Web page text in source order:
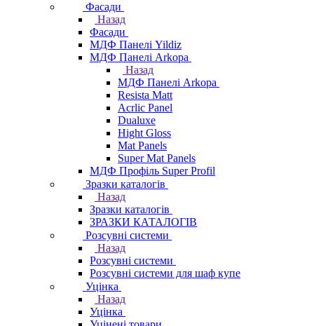
Фасади
Назад
Фасади
МДФ Панелі Yildiz
МДФ Панелі Arkopa
Назад
МДФ Панелі Arkopa
Resista Matt
Acrlic Panel
Dualuxe
Hight Gloss
Mat Panels
Super Mat Panels
МДФ Профіль Super Profil
Зразки каталогів
Назад
Зразки каталогів
ЗРАЗКИ КАТАЛОГІВ
Розсувні системи
Назад
Розсувні системи
Розсувні системи для шаф купе
Уцінка
Назад
Уцінка